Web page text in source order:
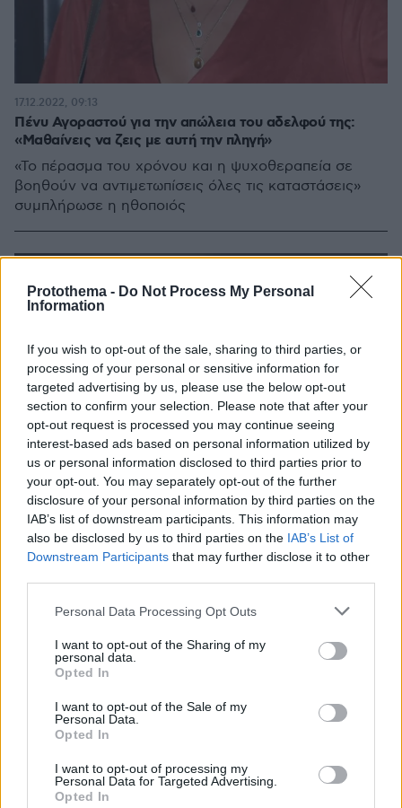
Protothema - Do Not Process My Personal
Information
If you wish to opt-out of the sale, sharing to third parties, or
processing of your personal or sensitive information for
targeted advertising by us, please use the below opt-out
section to confirm your selection. Please note that after your
opt-out request is processed you may continue seeing
interest-based ads based on personal information utilized by
us or personal information disclosed to third parties prior to
your opt-out. You may separately opt-out of the further
disclosure of your personal information by third parties on the
IAB’s list of downstream participants. This information may
also be disclosed by us to third parties on the IAB’s List of
Downstream Participants that may further disclose it to other
Please note that this website/app uses one or more Google
not limited to your visit or usage behaviour. You may click to
grant or deny consent to Google and its third-party tags to
use your data for below specified purposes in below Google
consent section.
Personal Data Processing Opt Outs
I want to opt-out of the Sharing of my
personal data.
Opted In
I want to opt-out of the Sale of my
Personal Data.
Opted In
I want to opt-out of processing my
Personal Data for Targeted Advertising.
Opted In
Πένυ Αγοραστού για την απώλεια του αδελφού της:
«Μαθαίνεις να ζεις με αυτή την πληγή»
«Το πέρασμα του χρόνου και η ψυχοθεραπεία σε
βοηθούν να αντιμετωπίσεις όλες τις καταστάσεις»
συμπλήρωσε η ηθοποιός
17.12.2022, 09:13
Πένυ Αγοραστού: «Πιστεύω στον Θεό με έναν δικό μου
Η ηθοποιός του «Μαύρου Ρόδου» μίλησε για τον
ρόλο της στη σειρά και τη σχέση της με τον Θεό
06.12.2022, 13:22